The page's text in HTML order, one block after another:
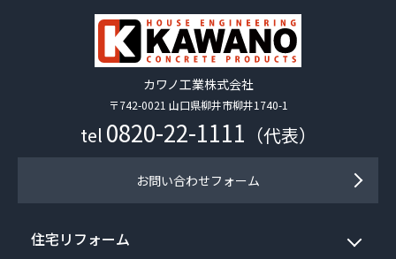
カワノ工業株式会社
〒742-0021 山口県柳井市柳井1740-1
tel 0820-22-1111 （代表）
お問い合わせフォーム
住宅リフォーム